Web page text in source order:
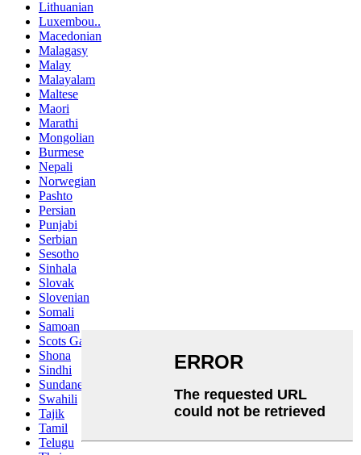
Lithuanian
Luxembou..
Macedonian
Malagasy
Malay
Malayalam
Maltese
Maori
Marathi
Mongolian
Burmese
Nepali
Norwegian
Pashto
Persian
Punjabi
Serbian
Sesotho
Sinhala
Slovak
Slovenian
Somali
Samoan
Scots Gaelic
Shona
Sindhi
Sundanese
Swahili
Tajik
Tamil
Telugu